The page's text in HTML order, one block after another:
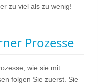
zu viel als zu wenig!
Prozesse
wie sie mit
folgen Sie zuerst. Sie